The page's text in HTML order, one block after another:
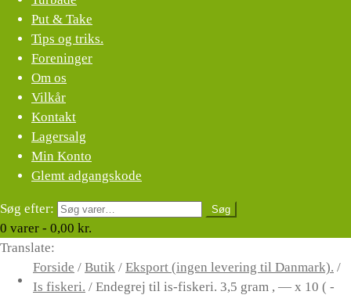
Put & Take
Tips og triks.
Foreninger
Om os
Vilkår
Kontakt
Lagersalg
Min Konto
Glemt adgangskode
Søg efter: Søg
0 varer - 0,00 kr.
Translate:
Forside / Butik / Eksport (ingen levering til Danmark). /
Is fiskeri. / Endegrej til is-fiskeri. 3,5 gram , — x 10 ( -